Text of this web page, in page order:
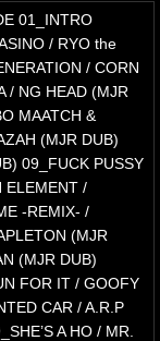
01_INTRO
/ RYO the
/ CORN
/ NG HEAD (MJR
MAATCH &
(MJR DUB)
09_FUCK PUSSY
ELEMENT /
-REMIX- /
(MJR
(MJR DUB)
FOR IT / GOOFY
CAR / A.R.P
A HO / MR.